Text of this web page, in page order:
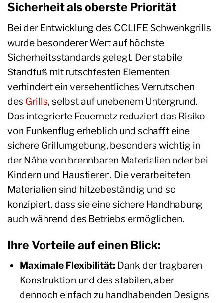
Sicherheit als oberste Priorität
Bei der Entwicklung des CCLIFE Schwenkgrills
wurde besonderer Wert auf höchste
Sicherheitsstandards gelegt. Der stabile
Standfuß mit rutschfesten Elementen
verhindert ein versehentliches Verrutschen
des Grills, selbst auf unebenem Untergrund.
Das integrierte Feuernetz reduziert das Risiko
von Funkenflug erheblich und schafft eine
sichere Grillumgebung, besonders wichtig in
der Nähe von brennbaren Materialien oder bei
Kindern und Haustieren. Die verarbeiteten
Materialien sind hitzebeständig und so
konzipiert, dass sie eine sichere Handhabung
auch während des Betriebs ermöglichen.
Ihre Vorteile auf einen Blick:
Maximale Flexibilität: Dank der tragbaren
Konstruktion und des stabilen, aber
dennoch einfach zu handhabenden Designs